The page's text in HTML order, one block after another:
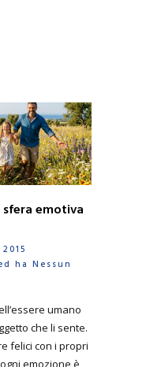
emotiva
ha Nessun
umano
che li sente.
felici con i propri
emozione è